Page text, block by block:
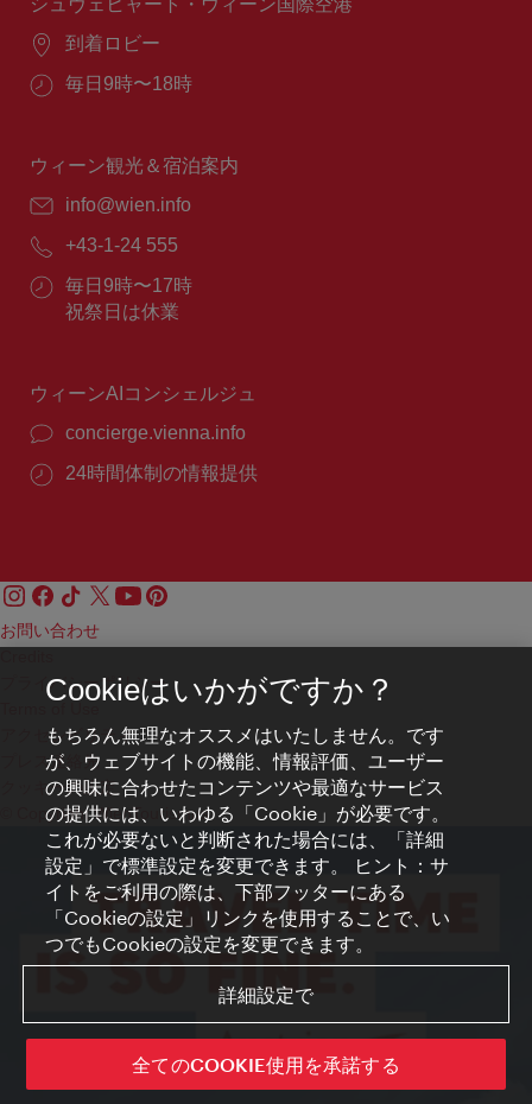
場
到着ロビー
営
間：
毎日9時〜18時
ウィーン観光＆宿泊案内
E
ー
ル：
info@wien.info
電
番
号：
+43-1-24 555
営
業
毎日9時〜17時
祝祭日は休業
ウィーンAIコンシェルジュ
concierge.vienna.info
24時間体制の情報提供
お問い合わせ
プライバシーポリシー
アクセシビリティ
プレス連絡先
クッキーの設定
© Copyright WienTourismus
Cookieはいかがですか？
もちろん無理なオススメはいたしません。です
が、ウェブサイトの機能、情報評価、ユーザー
の興味に合わせたコンテンツや最適なサービス
の提供には、いわゆる「Cookie」が必要です。
これが必要ないと判断された場合には、「詳細
設定」で標準設定を変更できます。 ヒント：サ
イトをご利用の際は、下部フッターにある
「Cookieの設定」リンクを使用することで、い
つでもCookieの設定を変更できます。
詳細設定で
全てのCOOKIE使用を承諾する